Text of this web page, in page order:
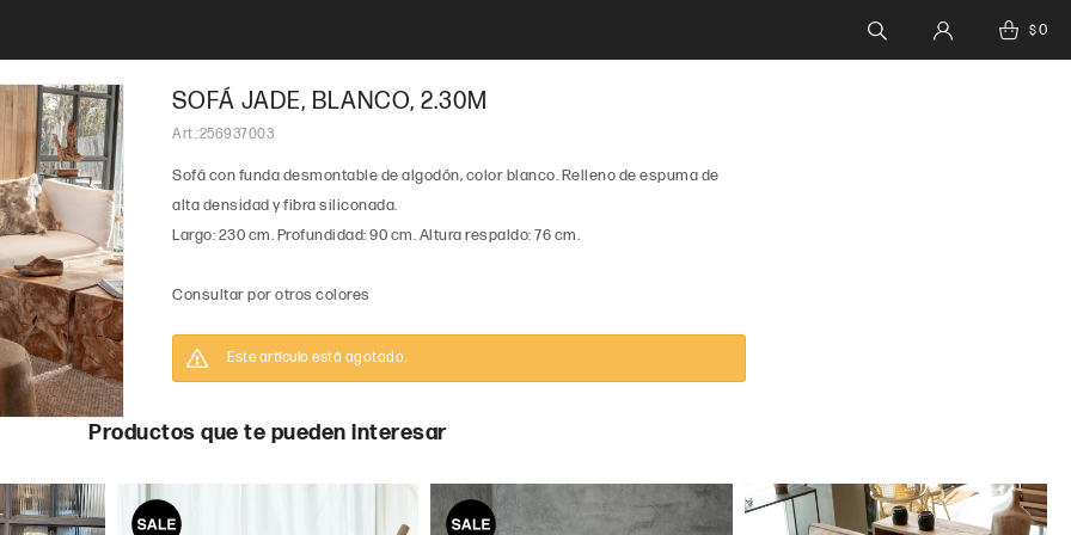
$0
SOFÁ JADE, BLANCO, 2.30M
256937003
Sofá con funda desmontable de algodón, color blanco. Relleno de espuma de
alta densidad y fibra siliconada.
Largo: 230 cm. Profundidad: 90 cm. Altura respaldo: 76 cm.
Consultar por otros colores
Este artículo está agotado.
Productos que te pueden interesar